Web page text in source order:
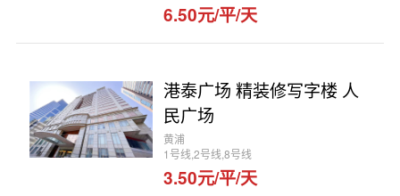
6.50元/平/天
港泰广场 精装修写字楼 人
民广场
黄浦
1号线,2号线,8号线
3.50元/平/天